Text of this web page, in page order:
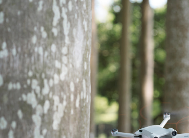
黑科技 Galaxy S26 Ultra系列保護貼怎麼選？imos
付 一錶搞定大小事 Xiaomi Watch 5 開箱 評測
艷 讓人一眼就愛上 LENOVO 聯想 Yoga Book 9 14
讓人超想擁有 moto pad 60 系列 與 Moto |
的 EaseUS Partition Master 讓您輕鬆的移除與格
修復模糊影片、舊照的 AI 好幫手! VideoProc
朋友才做選擇 投影機 RGB藍牙音響 氛圍情境燈 我
活新體驗
超吸晴~ 給您絕佳操控體驗 GravaStar Mercury K1
~變身「蜘蛛人」椅子軍師！MSI MPG 491CQP
17 系列 有認證的防護來囉！ imos 首家導入
Osmo Pocket 3 爽爽帶回家 歡慶 EaseUS 21 週